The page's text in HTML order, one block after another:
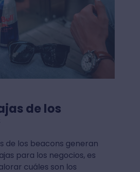
de los
de los beacons generan
para los negocios, es
cuáles son los